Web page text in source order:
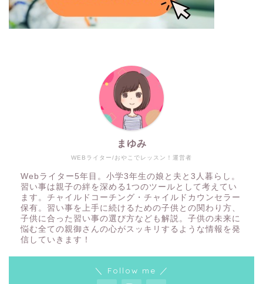
WEBライター/おやこでレッスン！運営者
まゆみ
Webライター5年目。小学3年生の娘と夫と3人暮らし。
習い事は親子の絆を深める1つのツールとして考えてい
ます。チャイルドコーチング・チャイルドカウンセラー
保有。習い事を上手に続けるための子供との関わり方、
子供に合った習い事の選び方なども解説。子供の未来に
悩む全ての親御さんの心がスッキリするような情報を発
信していきます！
＼ Follow me ／